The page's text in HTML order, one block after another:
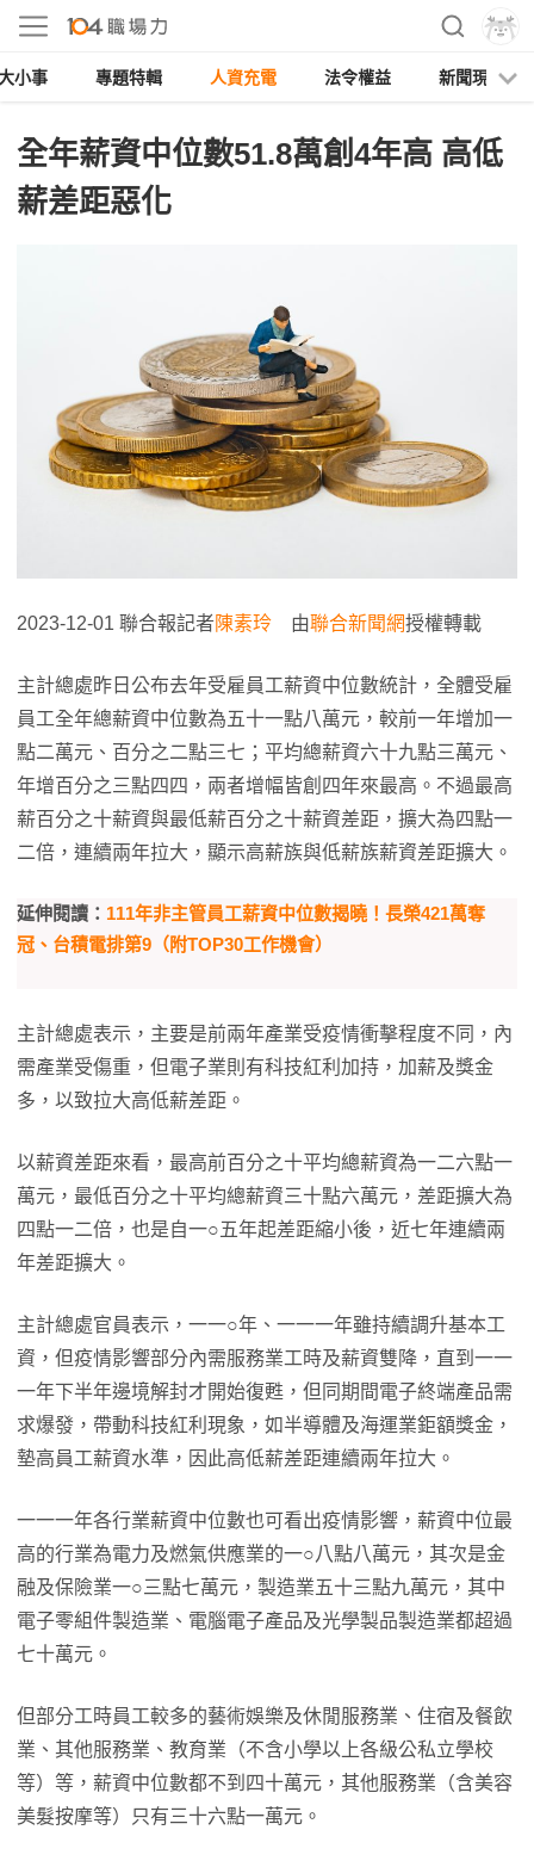
小事 專題特輯 人資充電 法令權益 新聞現場
全年薪資中位數51.8萬創4年高 高低
薪差距惡化
2023-12-01 聯合報記者陳素玲 由聯合新聞網授權轉載
主計總處昨日公布去年受雇員工薪資中位數統計，全體受雇
員工全年總薪資中位數為五十一點八萬元，較前一年增加一
點二萬元、百分之二點三七；平均總薪資六十九點三萬元、
年增百分之三點四四，兩者增幅皆創四年來最高。不過最高
薪百分之十薪資與最低薪百分之十薪資差距，擴大為四點一
二倍，連續兩年拉大，顯示高薪族與低薪族薪資差距擴大。
延伸閱讀： 111年非主管員工薪資中位數揭曉！長榮421萬奪
冠、台積電排第9（附TOP30工作機會）
主計總處表示，主要是前兩年產業受疫情衝擊程度不同，內
需產業受傷重，但電子業則有科技紅利加持，加薪及獎金
多，以致拉大高低薪差距。
以薪資差距來看，最高前百分之十平均總薪資為一二六點一
萬元，最低百分之十平均總薪資三十點六萬元，差距擴大為
四點一二倍，也是自一○五年起差距縮小後，近七年連續兩
年差距擴大。
主計總處官員表示，一一○年、一一一年雖持續調升基本工
資，但疫情影響部分內需服務業工時及薪資雙降，直到一一
一年下半年邊境解封才開始復甦，但同期間電子終端產品需
求爆發，帶動科技紅利現象，如半導體及海運業鉅額獎金，
墊高員工薪資水準，因此高低薪差距連續兩年拉大。
一一一年各行業薪資中位數也可看出疫情影響，薪資中位最
高的行業為電力及燃氣供應業的一○八點八萬元，其次是金
融及保險業一○三點七萬元，製造業五十三點九萬元，其中
電子零組件製造業、電腦電子產品及光學製品製造業都超過
七十萬元。
但部分工時員工較多的藝術娛樂及休閒服務業、住宿及餐飲
業、其他服務業、教育業（不含小學以上各級公私立學校
等）等，薪資中位數都不到四十萬元，其他服務業（含美容
美髮按摩等）只有三十六點一萬元。